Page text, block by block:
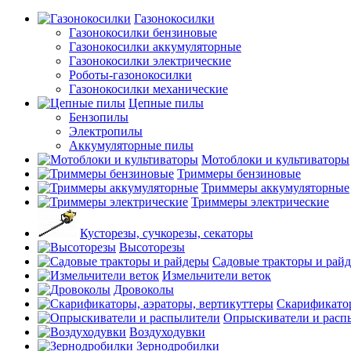
Газонокосилки
Газонокосилки бензиновые
Газонокосилки аккумуляторные
Газонокосилки электрические
Роботы-газонокосилки
Газонокосилки механические
Цепные пилы
Бензопилы
Электропилы
Аккумуляторные пилы
Мотоблоки и культиваторы
Триммеры бензиновые
Триммеры аккумуляторные
Триммеры электрические
Кусторезы, сучкорезы, секаторы
Высоторезы
Садовые тракторы и
Измельчители веток
Дровоколы
Опрыскиватели и
Воздуходувки
Зернодробилки